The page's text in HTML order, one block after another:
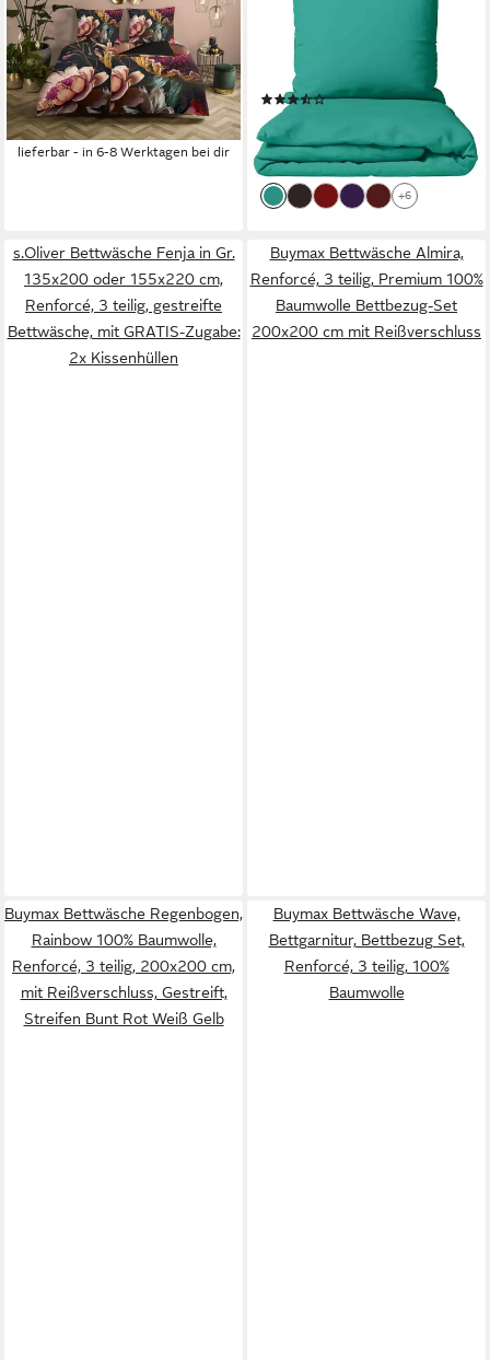
Mako-Satin, Renforcé, Satin, 3
teilig, Satin, Reißverschluss,
Paspel, Biese, Wende, Luxe,
Blume, Anthrazit
76,49 € UVP87,95 €
-13%
lieferbar - in 6-8 Werktagen bei dir
135x200, 155x200, 155x220,
200x200, 200x220 oder
240x220, Renforcé, 3 teilig,
Einfarbig mit Reißverschluss
(91)
ab 29,50 €
-24%
lieferbar - in 2-3 Werktagen bei dir
+6
s.Oliver Bettwäsche Fenja in Gr.
135x200 oder 155x220 cm,
Renforcé, 3 teilig, gestreifte
Bettwäsche, mit GRATIS-Zugabe:
2x Kissenhüllen
Buymax Bettwäsche Almira,
Renforcé, 3 teilig, Premium 100%
Baumwolle Bettbezug-Set
200x200 cm mit Reißverschluss
Buymax Bettwäsche Regenbogen,
Rainbow 100% Baumwolle,
Renforcé, 3 teilig, 200x200 cm,
mit Reißverschluss, Gestreift,
Streifen Bunt Rot Weiß Gelb
Buymax Bettwäsche Wave,
Bettgarnitur, Bettbezug Set,
Renforcé, 3 teilig, 100%
Baumwolle